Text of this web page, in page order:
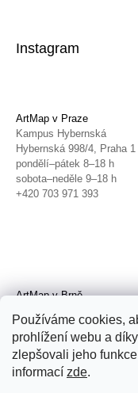
Používáme cookies,
prohlížení webu a
zlepšovali jeho
informací zde.
Instagram
ArtMap v Praze
Kampus Hybernská
Hybernská 998/4, Praha 1
pondělí–pátek 8–18 h
sobota–neděle 9–18 h
+420 703 971 393
ArtMap v Brně
Radnická 4, Brno
úterý–pátek 11–19 h
sobota 14–19 h
+420 702 152 298